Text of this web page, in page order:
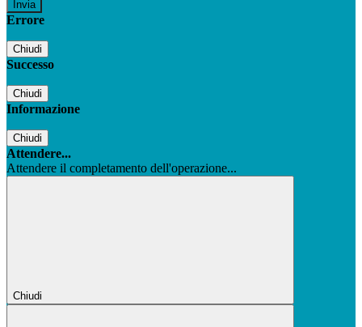
Errore
Chiudi
Successo
Chiudi
Informazione
Chiudi
Attendere...
Attendere il completamento dell'operazione...
Chiudi